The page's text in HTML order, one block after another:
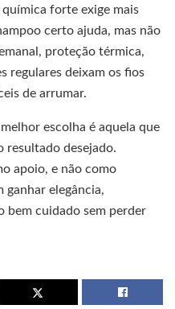
forte exige mais
certo ajuda, mas não
proteção térmica,
regulares deixam os fios
de arrumar.
escolha é aquela que
resultado desejado.
apoio, e não como
ganhar elegância,
bem cuidado sem perder